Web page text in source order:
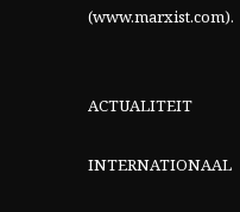
(www.marxist.com).
ACTUALITEIT
INTERNATIONAAL